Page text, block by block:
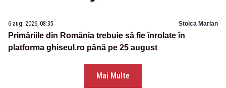
6 aug. 2026, 08:35 Stoica Marian
Primăriile din România trebuie să fie înrolate în
platforma ghiseul.ro până pe 25 august
Mai Multe